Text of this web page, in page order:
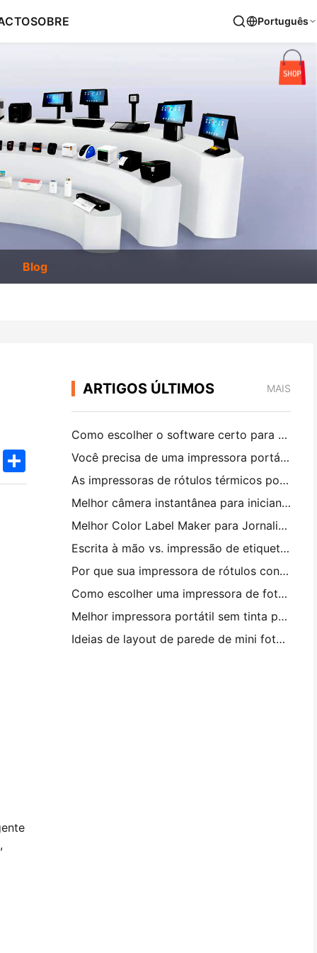
SOBRE Português
Blog
TwitterShare
ARTIGOS ÚLTIMOS MAIS
Como escolher o software certo para o seu restaurante pequeno ou médio
Você precisa de uma impressora portátil A4 para faturas de armazém? O que realmente funciona
As impressoras de rótulos térmicos podem fazer rótulos impermeáveis ​​para produtos de pequenas empresas?
Melhor câmera instantânea para iniciantes que não querem desperdiçar papel
Melhor Color Label Maker para Jornalismo e Scrapbooking: Adicione Mais Cor a Cada Página
Escrita à mão vs. impressão de etiquetas de transporte: dicas para pequenas empresas em 2026
Por que sua impressora de rótulos continua bloqueando?
Como escolher uma impressora de fotos de bolso: um guia completo para usuários de jornal, viagens e iPhone
Melhor impressora portátil sem tinta para viagens, escola e trabalho móvel: Hanin MT620 Pro Review
Ideias de layout de parede de mini foto e dicas para decoração de quarto e dormitório